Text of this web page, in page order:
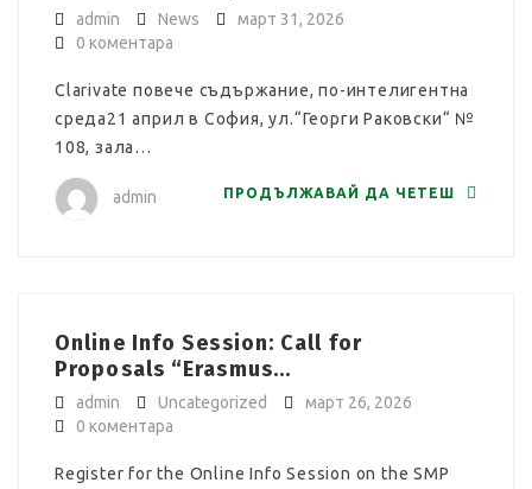
admin News
март 31, 2026
0 коментара
Clarivate повече съдържание, по-интелигентна
среда21 април в София, ул.“Георги Раковски“ №
108, зала…
admin ПРОДЪЛЖАВАЙ ДА ЧЕТЕШ
Online Info Session: Call for
Proposals “Erasmus...
admin Uncategorized
март 26, 2026
0 коментара
Register for the Online Info Session on the SMP